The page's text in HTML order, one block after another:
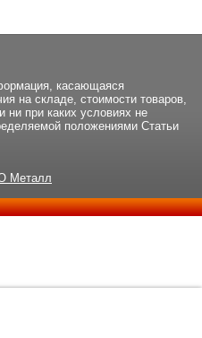
касающаяся
на складе, стоимости товаров,
ни при каких условиях не
положениями Статьи
Металл